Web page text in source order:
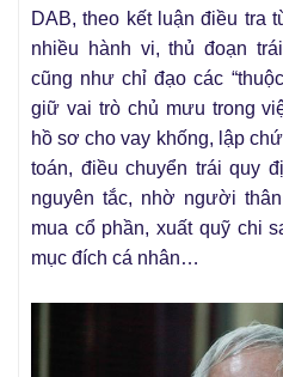
DAB, theo kết luận điều tra
nhiều hành vi, thủ đoạn
cũng như chỉ đạo các
giữ vai trò chủ mưu trong
hồ sơ cho vay khống, lập
toán, điều chuyển trái quy
nguyên tắc, nhờ người
mua cổ phần, xuất quỹ chi
mục đích cá nhân…